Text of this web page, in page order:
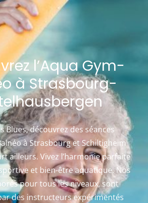
l’Aqua Gym-
à Strasbourg-
Blues, découvrez des séances
à Strasbourg et Schiltigheim
ailleurs. Vivez l’harmonie parfaite
et bien-être aquatique. Nos
pour tous les niveaux, sont
des instructeurs expérimentés